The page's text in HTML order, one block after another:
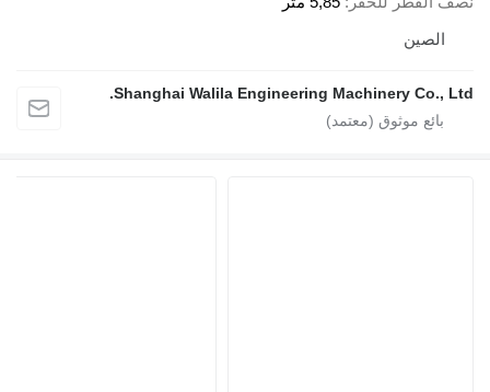
Shanghai Walila Engineering Machinery